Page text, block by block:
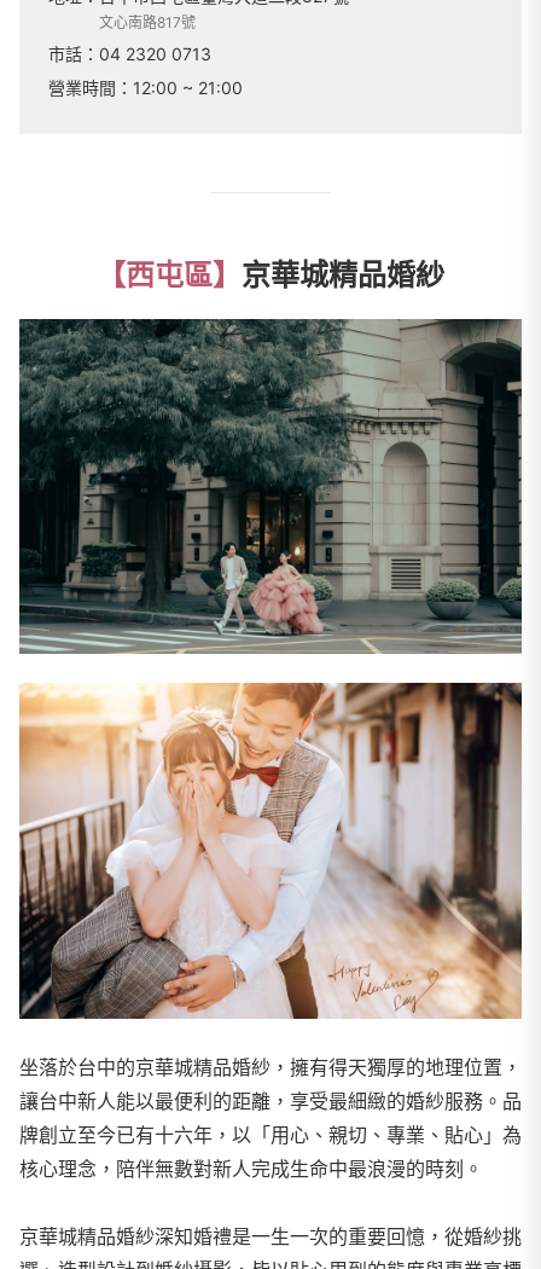
文心南路817號
市話： 04 2320 0713
營業時間： 12:00 ~ 21:00
【西屯區】 京華城精品婚紗
坐落於台中的京華城精品婚紗，擁有得天獨厚的地理位置，
讓台中新人能以最便利的距離，享受最細緻的婚紗服務。品
牌創立至今已有十六年，以「用心、親切、專業、貼心」為
核心理念，陪伴無數對新人完成生命中最浪漫的時刻。
京華城精品婚紗深知婚禮是一生一次的重要回憶，從婚紗挑